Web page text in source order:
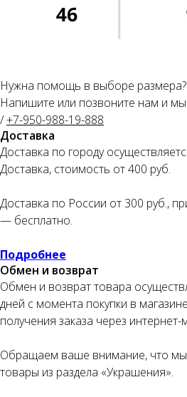
Нужна помощь в выборе размера?
Напишите или позвоните нам и
/+7-950-988-19-888
Доставка
Доставка по городу
Доставка, стоимость от 400 руб.
Доставка по России от 300 руб.,
— бесплатно.
Подробнее
Обмен и возврат
Обмен и возврат товара
дней с момента покупки в
получения заказа через интернет-
Обращаем ваше внимание, что
товары из раздела «Украшения».